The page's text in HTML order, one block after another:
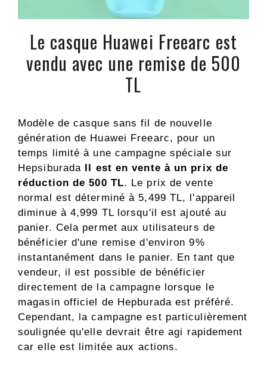
Le casque Huawei Freearc est
vendu avec une remise de 500
TL
Modèle de casque sans fil de nouvelle
génération de Huawei Freearc, pour un
temps limité à une campagne spéciale sur
Hepsiburada
Il est en vente à un prix de
réduction de 500 TL. Le prix de vente
normal est déterminé à 5,499 TL, l'appareil
diminue à 4,999 TL lorsqu'il est ajouté au
panier. Cela permet aux utilisateurs de
bénéficier d'une remise d'environ 9%
instantanément dans le panier. En tant que
vendeur, il est possible de bénéficier
directement de la campagne lorsque le
magasin officiel de Hepburada est préféré.
Cependant, la campagne est particulièrement
soulignée qu'elle devrait être agi rapidement
car elle est limitée aux actions.